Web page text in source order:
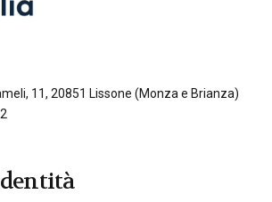
11, 20851 Lissone (Monza e Brianza)